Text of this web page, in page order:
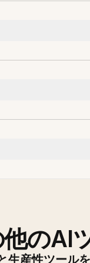
のAI
生産性ツール